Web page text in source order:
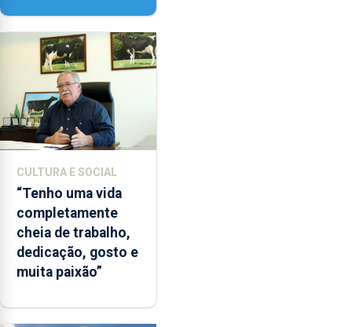
CULTURA E SOCIAL
“Tenho uma vida
completamente
cheia de trabalho,
dedicação, gosto e
muita paixão”